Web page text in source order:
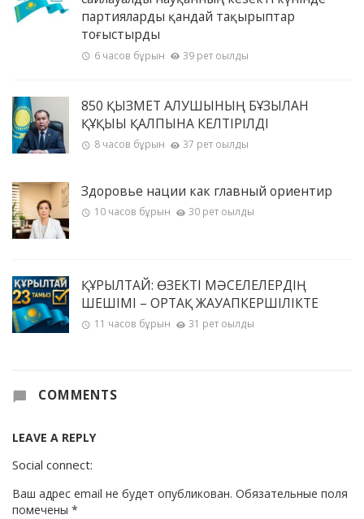
партияларды қандай тақырыптар
тоғыстырды
6 часов бұрын 39 рет оқылды
850 ҚЫЗМЕТ АЛУШЫНЫҢ БҰЗЫЛҒАН
ҚҰҚЫҒЫ ҚАЛПЫНА КЕЛТІРІЛДІ
8 часов бұрын 37 рет оқылды
Здоровье нации как главный ориентир
10 часов бұрын 30 рет оқылды
ҚҰРЫЛТАЙ: ӨЗЕКТІ МӘСЕЛЕЛЕРДІҢ
ШЕШІМІ – ОРТАҚ ЖАУАПКЕРШІЛІКТЕ
11 часов бұрын 31 рет оқылды
COMMENTS
LEAVE A REPLY
Social connect:
Ваш адрес email не будет опубликован. Обязательные поля
помечены *